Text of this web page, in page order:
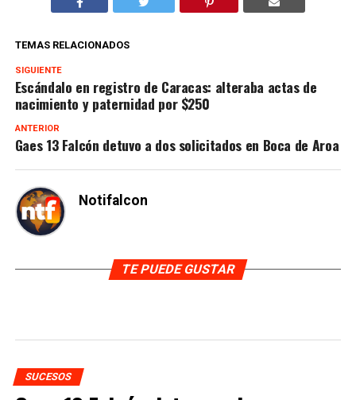
TEMAS RELACIONADOS
SIGUIENTE
Escándalo en registro de Caracas: alteraba actas de
nacimiento y paternidad por $250
ANTERIOR
Gaes 13 Falcón detuvo a dos solicitados en Boca de Aroa
Notifalcon
TE PUEDE GUSTAR
SUCESOS